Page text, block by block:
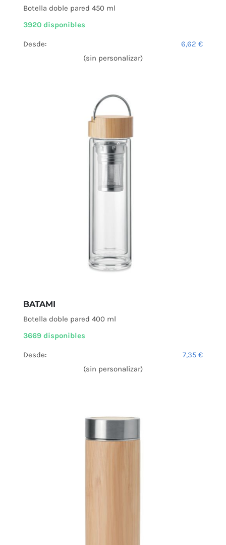
Botella doble pared 450 ml
3920 disponibles
Desde: 6,62 €
(sin personalizar)
BATAMI
Botella doble pared 400 ml
3669 disponibles
Desde: 7,35 €
(sin personalizar)